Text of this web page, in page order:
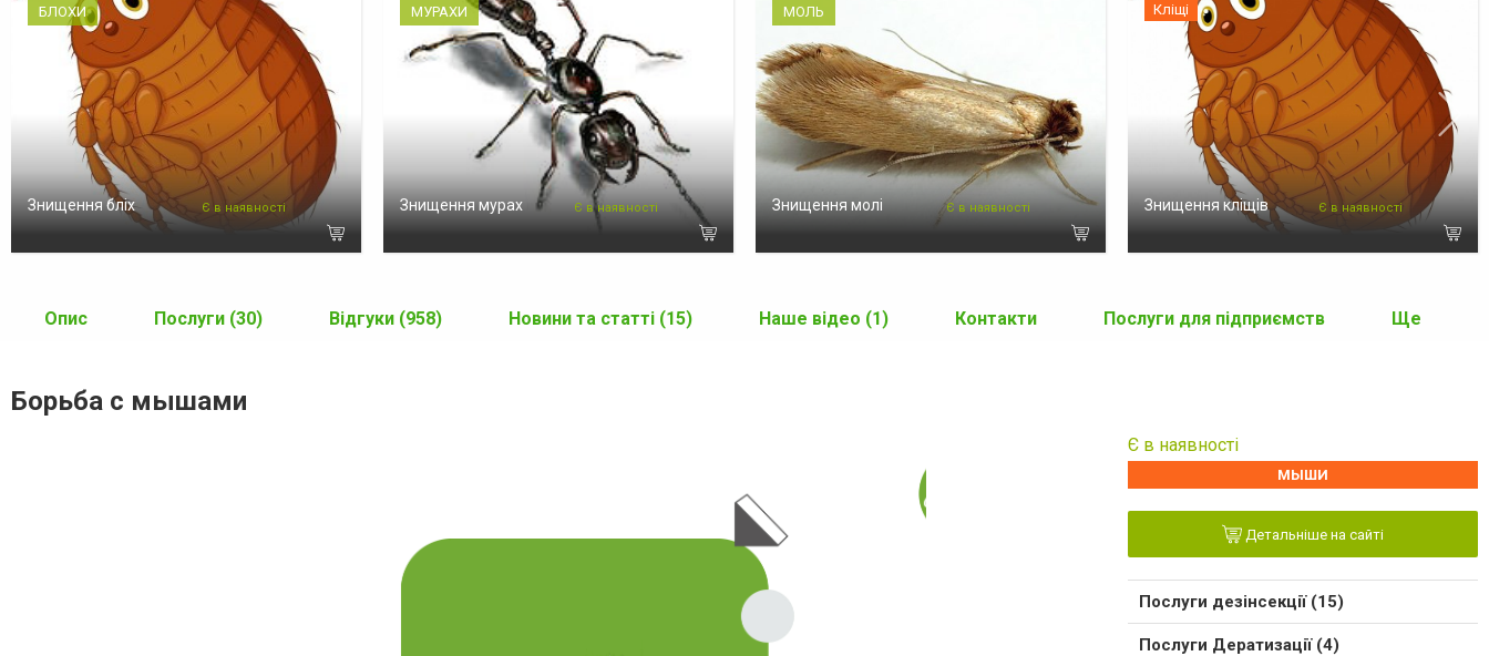
БЛОХИ
Знищення бліх Є в наявності
МУРАХИ
Знищення мурах Є в наявності
МОЛЬ
Знищення молі Є в наявності
Кліщі
Знищення кліщів Є в наявності
Опис Послуги (30) Відгуки (958) Новини та статті (15) Наше відео (1) Контакти Послуги для підприємств Ще
Борьба с мышами
Є в наявності
МЫШИ
Детальніше на сайті
Послуги дезінсекції (15)
Послуги Дератизації (4)